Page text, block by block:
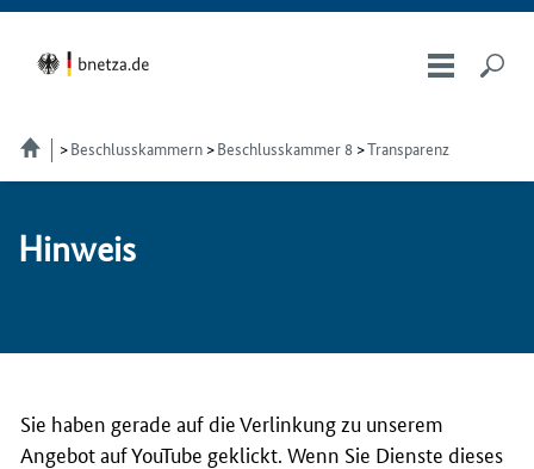
Beschlusskammern Beschlusskammer 8 Transparenz
Hin­weis
Sie haben gerade auf die Verlinkung zu unserem
Angebot auf YouTube geklickt. Wenn Sie Dienste dieses